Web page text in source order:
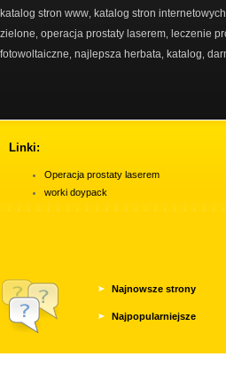
katalog stron www katalog stron internetowych
zielone operacja prostaty laserem leczenie
fotowoltaiczne najlepsza herbata katalog
Linki:
Operacja prostaty laserem
worki doypack
Najnowsze strony
Najpopularniejsze